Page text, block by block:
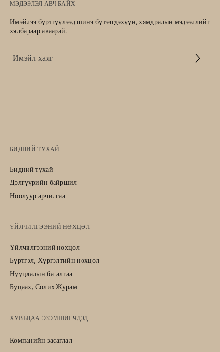
МЭДЭЭЛЭЛ АВЧ БАЙХ
Имэйлээ бүртгүүлээд шинэ бүтээгдэхүүн, хямдралын мэдээллийг
хялбараар аваарай.
БИДНИЙ ТУХАЙ
Бидний тухай
Дэлгүүрийн байршил
Ноолуур арчилгаа
ҮЙЛЧИЛГЭЭНИЙ НӨХЦӨЛ
Үйлчилгээний нөхцөл
Бүртгэл, Хүргэлтийн нөхцөл
Нууцлалын баталгаа
Буцаах, Солих Журам
ХУВЬЦАА ЭЗЭМШИГЧДЭД
Компанийн засаглал